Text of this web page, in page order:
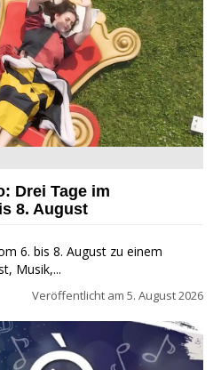
im Wunderland
Drei Tage im
8. August
6. bis 8. August zu einem
Musik,...
Veröffentlicht am 5. August 2026